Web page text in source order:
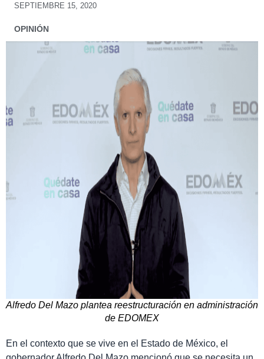
SEPTIEMBRE 15, 2020
OPINIÓN
Alfredo Del Mazo plantea reestructuración en administración
de EDOMEX
En el contexto que se vive en el Estado de México, el